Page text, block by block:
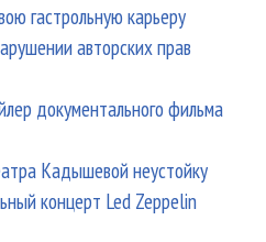
гастрольную карьеру
авторских прав
документального фильма
Кадышевой неустойку
концерт Led Zeppelin